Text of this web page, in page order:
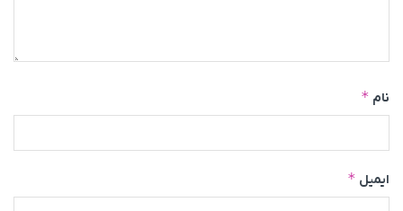
نام *
ایمیل *